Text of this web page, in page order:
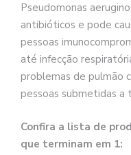
Pseudomonas
antibióticos e pode
pessoas
até infecção
problemas de pulmão
pessoas submetidas
Confira a lista de
que terminam em 1: